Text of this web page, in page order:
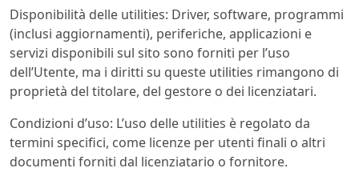
Disponibilità delle utilities: Driver, software, programmi
(inclusi aggiornamenti), periferiche, applicazioni e
servizi disponibili sul sito sono forniti per l’uso
dell’Utente, ma i diritti su queste utilities rimangono di
proprietà del titolare, del gestore o dei licenziatari.
Condizioni d’uso: L’uso delle utilities è regolato da
termini specifici, come licenze per utenti finali o altri
documenti forniti dal licenziatario o fornitore.